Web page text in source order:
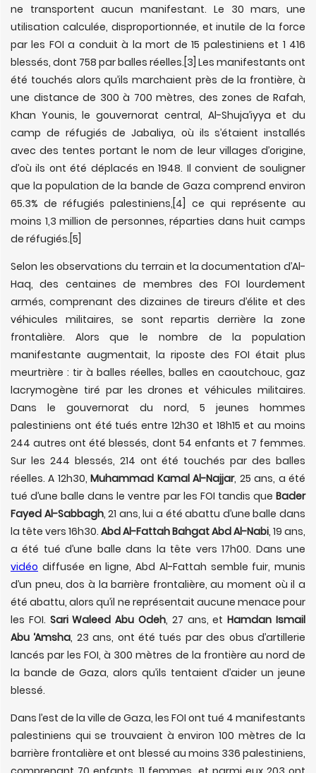
ne transportent aucun manifestant. Le 30 mars, une
utilisation calculée, disproportionnée, et inutile de la force
par les FOI a conduit à la mort de 15 palestiniens et 1 416
blessés, dont 758 par balles réelles. [3] Les manifestants ont
été touchés alors qu’ils marchaient près de la frontière, à
une distance de 300 à 700 mètres, des zones de Rafah,
Khan Younis, le gouvernorat central, Al-Shuja’iyya et du
camp de réfugiés de Jabaliya, où ils s’étaient installés
avec des tentes portant le nom de leur villages d’origine,
d’où ils ont été déplacés en 1948. Il convient de souligner
que la population de la bande de Gaza comprend environ
65.3% de réfugiés palestiniens, [4] ce qui représente au
moins 1,3 million de personnes, réparties dans huit camps
de réfugiés. [5]
Selon les observations du terrain et la documentation d’Al-
Haq, des centaines de membres des FOI lourdement
armés, comprenant des dizaines de tireurs d’élite et des
véhicules militaires, se sont repartis derrière la zone
frontalière. Alors que le nombre de la population
manifestante augmentait, la riposte des FOI était plus
meurtrière : tir à balles réelles, balles en caoutchouc, gaz
lacrymogène tiré par les drones et véhicules militaires.
Dans le gouvernorat du nord, 5 jeunes hommes
palestiniens ont été tués entre 12h30 et 18h15 et au moins
244 autres ont été blessés, dont 54 enfants et 7 femmes.
Sur les 244 blessés, 214 ont été touchés par des balles
réelles. A 12h30,Muhammad Kamal Al-Najjar, 25 ans, a été
tué d’une balle dans le ventre par les FOI tandis que Bader
Fayed Al-Sabbagh, 21 ans, lui a été abattu d’une balle dans
la tête vers 16h30. Abd Al-Fattah Bahgat Abd Al-Nabi, 19 ans,
a été tué d’une balle dans la tête vers 17h00. Dans une
vidéo diffusée en ligne, Abd Al-Fattah semble fuir, munis
d’un pneu, dos à la barrière frontalière, au moment où il a
été abattu, alors qu’il ne représentait aucune menace pour
les FOI. Sari Waleed Abu Odeh, 27 ans, etHamdan Ismail
Abu ‘Amsha, 23 ans, ont été tués par des obus d’artillerie
lancés par les FOI, à 300 mètres de la frontière au nord de
la bande de Gaza, alors qu’ils tentaient d’aider un jeune
blessé.
Dans l’est de la ville de Gaza, les FOI ont tué 4 manifestants
palestiniens qui se trouvaient à environ 100 mètres de la
barrière frontalière et ont blessé au moins 336 palestiniens,